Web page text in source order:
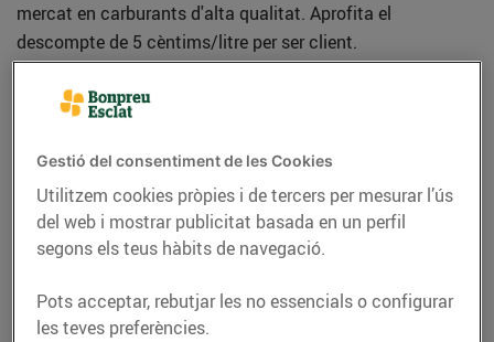
mercat en carburants d'alta qualitat. Aprofita el
descompte de 5 cèntims/litre per ser client.
Av. Lluís Companys, s/n (08970) Sant Joan
Despí
938555330
Gestió del consentiment de les Cookies
Utilitzem cookies pròpies i de tercers per mesurar l’ús
del web i mostrar publicitat basada en un perfil
segons els teus hàbits de navegació.
Pots acceptar, rebutjar les no essencials o configurar
les teves preferències.